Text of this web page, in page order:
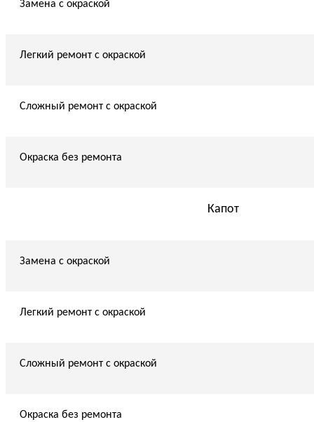
Замена с окраской
Легкий ремонт с окраской
Сложный ремонт с окраской
Окраска без ремонта
Капот
Замена с окраской
Легкий ремонт с окраской
Сложный ремонт с окраской
Окраска без ремонта